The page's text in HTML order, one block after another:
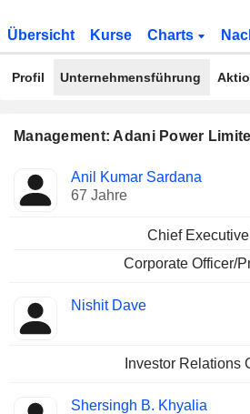
Übersicht Kurse Charts
Profil Unternehmensführung
Management: Adani Power
Manager
Besetzte
Positionen
Anil Kumar Sardana
67 Jahre
Chief
Corporate Officer/
Nishit Dave
Investor Relations
Shersingh B. Khyalia